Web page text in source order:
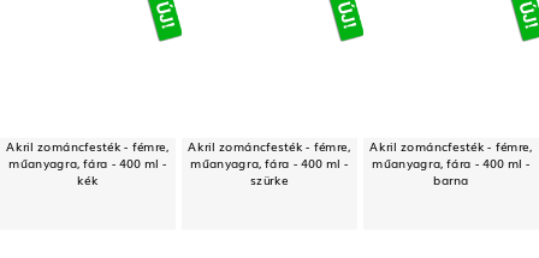
Akril zománcfesték - fémre,
műanyagra, fára - 400 ml -
kék
Akril zománcfesték - fémre,
műanyagra, fára - 400 ml -
szürke
Akril zománcfesték - fémre,
műanyagra, fára - 400 ml -
barna